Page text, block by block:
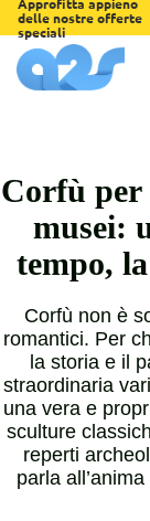
Approfitta appieno
delle nostre offerte
speciali
Chi siamo
Termini e
Blog
Online
Corfù per
musei:
tempo, la
Corfù non è
romantici. Per
la storia e il
straordinaria
una vera e
sculture
reperti
parla